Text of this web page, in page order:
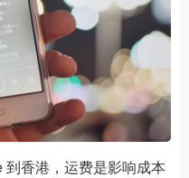
香港，运费是影响成本